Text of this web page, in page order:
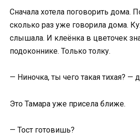
Сначала хотела поговорить дома.
сколько раз уже говорила дома.
слышала. И клеёнка в цветочек
подоконнике. Только толку.
— Ниночка, ты чего такая тихая? —
Это Тамара уже присела ближе.
— Тост готовишь?